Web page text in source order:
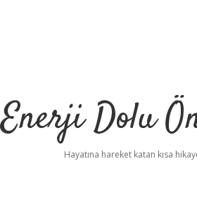
Enerji Dolu
Hayatına hareket katan kısa